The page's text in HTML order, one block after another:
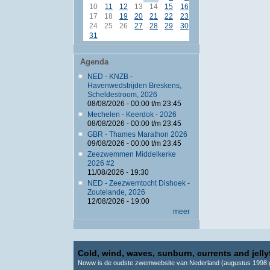
10
11 12 13 14 15
16
17
18 19 20 21 22
23
24
25 26 27 28 29
30
31
Agenda
NED - KNZB -
Havenwedstrijden Breskens,
Scheldestroom, 2026
08/08/2026 - 00:00t/m 23:45
Mechelen - Keerdok - 2026
08/08/2026 - 00:00t/m 23:45
GBR - Thames Marathon 2026
09/08/2026 - 00:00t/m 23:45
Zeezwemmen Middelkerke
2026 #2
11/08/2026 - 19:30
NED - Zeezwemtocht Dishoek -
Zoutelande, 2026
12/08/2026 - 19:00
meer
Cold, wind, waves, sunburn, currents and
Noww is de oudste zwemwebsite van Nederland (augustus 1998